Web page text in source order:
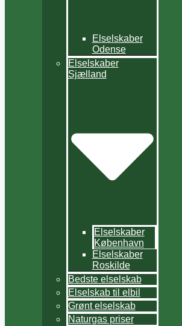
Elselskaber
Odense
Elselskaber
Sjælland
Elselskaber
København
Elselskaber
Roskilde
Bedste elselskab
Elselskab til elbil
Grønt elselskab
Naturgas priser